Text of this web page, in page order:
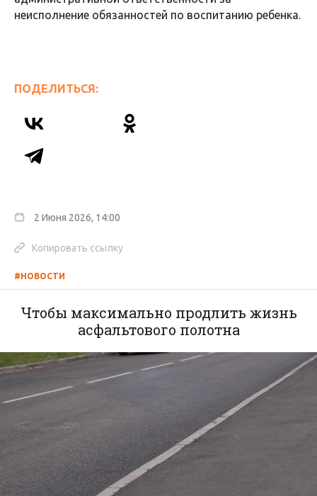
неисполнение обязанностей по воспитанию ребенка.
ПОДЕЛИТЬСЯ:
2 Июня 2026, 14:00
Копировать ссылку
#НОВОСТИ
Чтобы максимально продлить жизнь
асфальтового полотна